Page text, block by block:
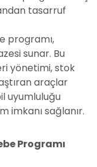
tasarruf
programı,
sunar. Bu
yönetimi, stok
araçlar
uyumluluğu
imkanı sağlanır.
Programı